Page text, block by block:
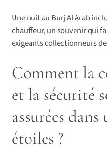
Une nuit au Burj Al Arab
chauffeur, un souvenir qui
exigeants collectionneurs
Comment la
et la sécurité
assurées
étoiles ?